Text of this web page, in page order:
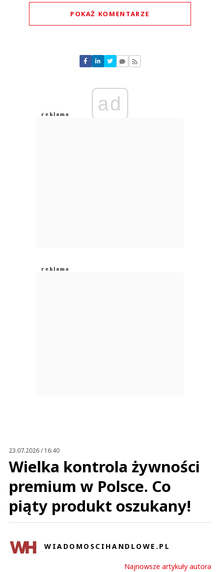
POKAŻ KOMENTARZE
Nie znaleziono komentarzy
Zostaw swoje komentarze
Anuluj
ad
23.07.2026 / 16:40
Wielka kontrola żywności
premium w Polsce. Co
piąty produkt oszukany!
WIADOMOSCIHANDLOWE.PL
Najnowsze artykuły autora